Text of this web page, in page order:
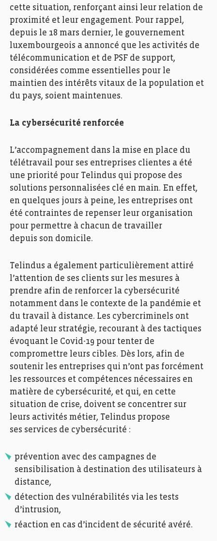
cette situation, renforçant ainsi leur relation de
proximité et leur engagement. Pour rappel,
depuis le 18 mars dernier, le gouvernement
luxembourgeois a annoncé que les activités de
télécommunication et de PSF de support,
considérées comme essentielles pour le
maintien des intérêts vitaux de la population et
du pays, soient maintenues.
La cybersécurité renforcée
L’accompagnement dans la mise en place du
télétravail pour ses entreprises clientes a été
une priorité pour Telindus qui propose des
solutions personnalisées clé en main. En effet,
en quelques jours à peine, les entreprises ont
été contraintes de repenser leur organisation
pour permettre à chacun de travailler
depuis son domicile.
Telindus a également particulièrement attiré
l’attention de ses clients sur les mesures à
prendre afin de renforcer la cybersécurité
notamment dans le contexte de la pandémie et
du travail à distance. Les cybercriminels ont
adapté leur stratégie, recourant à des tactiques
évoquant le Covid-19 pour tenter de
compromettre leurs cibles. Dès lors, afin de
soutenir les entreprises qui n’ont pas forcément
les ressources et compétences nécessaires en
matière de cybersécurité, et qui, en cette
situation de crise, doivent se concentrer sur
leurs activités métier, Telindus propose
ses services de cybersécurité :
prévention avec des campagnes de
sensibilisation à destination des utilisateurs à
distance,
détection des vulnérabilités via les tests
d’intrusion,
réaction en cas d’incident de sécurité avéré.